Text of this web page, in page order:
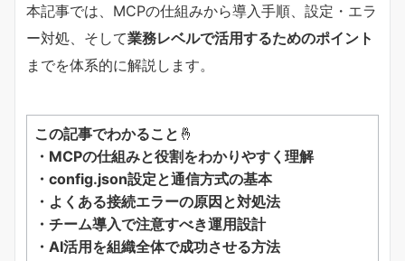
本記事では、MCPの仕組みから導入手順、設定・エラ
ー対処、そして業務レベルで活用するためのポイント
までを体系的に解説します。
この記事でわかること 🤞
・MCPの仕組みと役割をわかりやすく理解
・config.json設定と通信方式の基本
・よくある接続エラーの原因と対処法
・チーム導入で注意すべき運用設計
・AI活用を組織全体で成功させる方法